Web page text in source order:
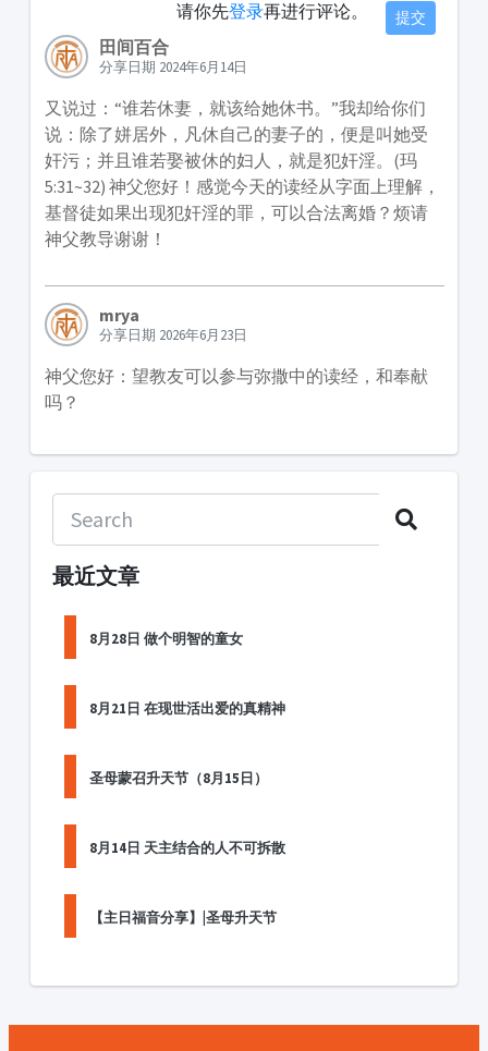
请你先登录再进行评论。 提交
田间百合
分享日期 2024年6月14日
又说过：“谁若休妻，就该给她休书。”我却给你们
说：除了姘居外，凡休自己的妻子的，便是叫她受
奸污；并且谁若娶被休的妇人，就是犯奸淫。(玛
5:31~32) 神父您好！感觉今天的读经从字面上理解，
基督徒如果出现犯奸淫的罪，可以合法离婚？烦请
神父教导谢谢！
mrya
分享日期 2026年6月23日
神父您好：望教友可以参与弥撒中的读经，和奉献
吗？
最近文章
8月28日 做个明智的童女
8月21日 在现世活出爱的真精神
圣母蒙召升天节（8月15日）
8月14日 天主结合的人不可拆散
【主日福音分享】|圣母升天节